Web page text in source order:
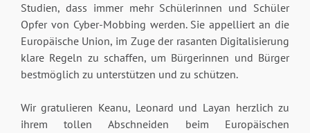
Studien, dass immer mehr Schülerinnen und Schüler
Opfer von Cyber-Mobbing werden. Sie appelliert an die
Europäische Union, im Zuge der rasanten Digitalisierung
klare Regeln zu schaffen, um Bürgerinnen und Bürger
bestmöglich zu unterstützen und zu schützen.
Wir gratulieren Keanu, Leonard und Layan herzlich zu
ihrem tollen Abschneiden beim Europäischen